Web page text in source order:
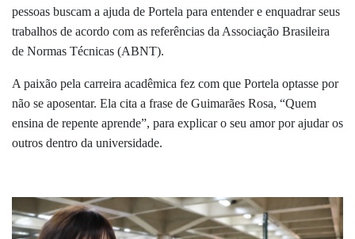
pessoas buscam a ajuda de Portela para entender e enquadrar seus
trabalhos de acordo com as referências da Associação Brasileira
de Normas Técnicas (ABNT).
A paixão pela carreira acadêmica fez com que Portela optasse por
não se aposentar. Ela cita a frase de Guimarães Rosa, “Quem
ensina de repente aprende”, para explicar o seu amor por ajudar os
outros dentro da universidade.